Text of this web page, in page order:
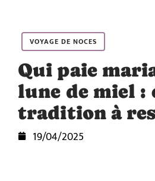
VOYAGE DE NOCES
Qui paie
lune de miel :
tradition à
19/04/2025